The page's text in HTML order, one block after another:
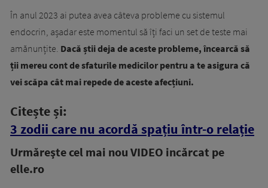
În anul 2023 ai putea avea câteva probleme cu sistemul
endocrin, așadar este momentul să îți faci un set de teste mai
amănunțite. Dacă știi deja de aceste probleme, încearcă să
ții mereu cont de sfaturile medicilor pentru a te asigura că
vei scăpa cât mai repede de aceste afecțiuni.
Citește și:
3 zodii care nu acordă spațiu într-o relație
Urmăreşte cel mai nou VIDEO incărcat pe
elle.ro